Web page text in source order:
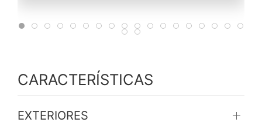
CARACTERÍSTICAS
EXTERIORES